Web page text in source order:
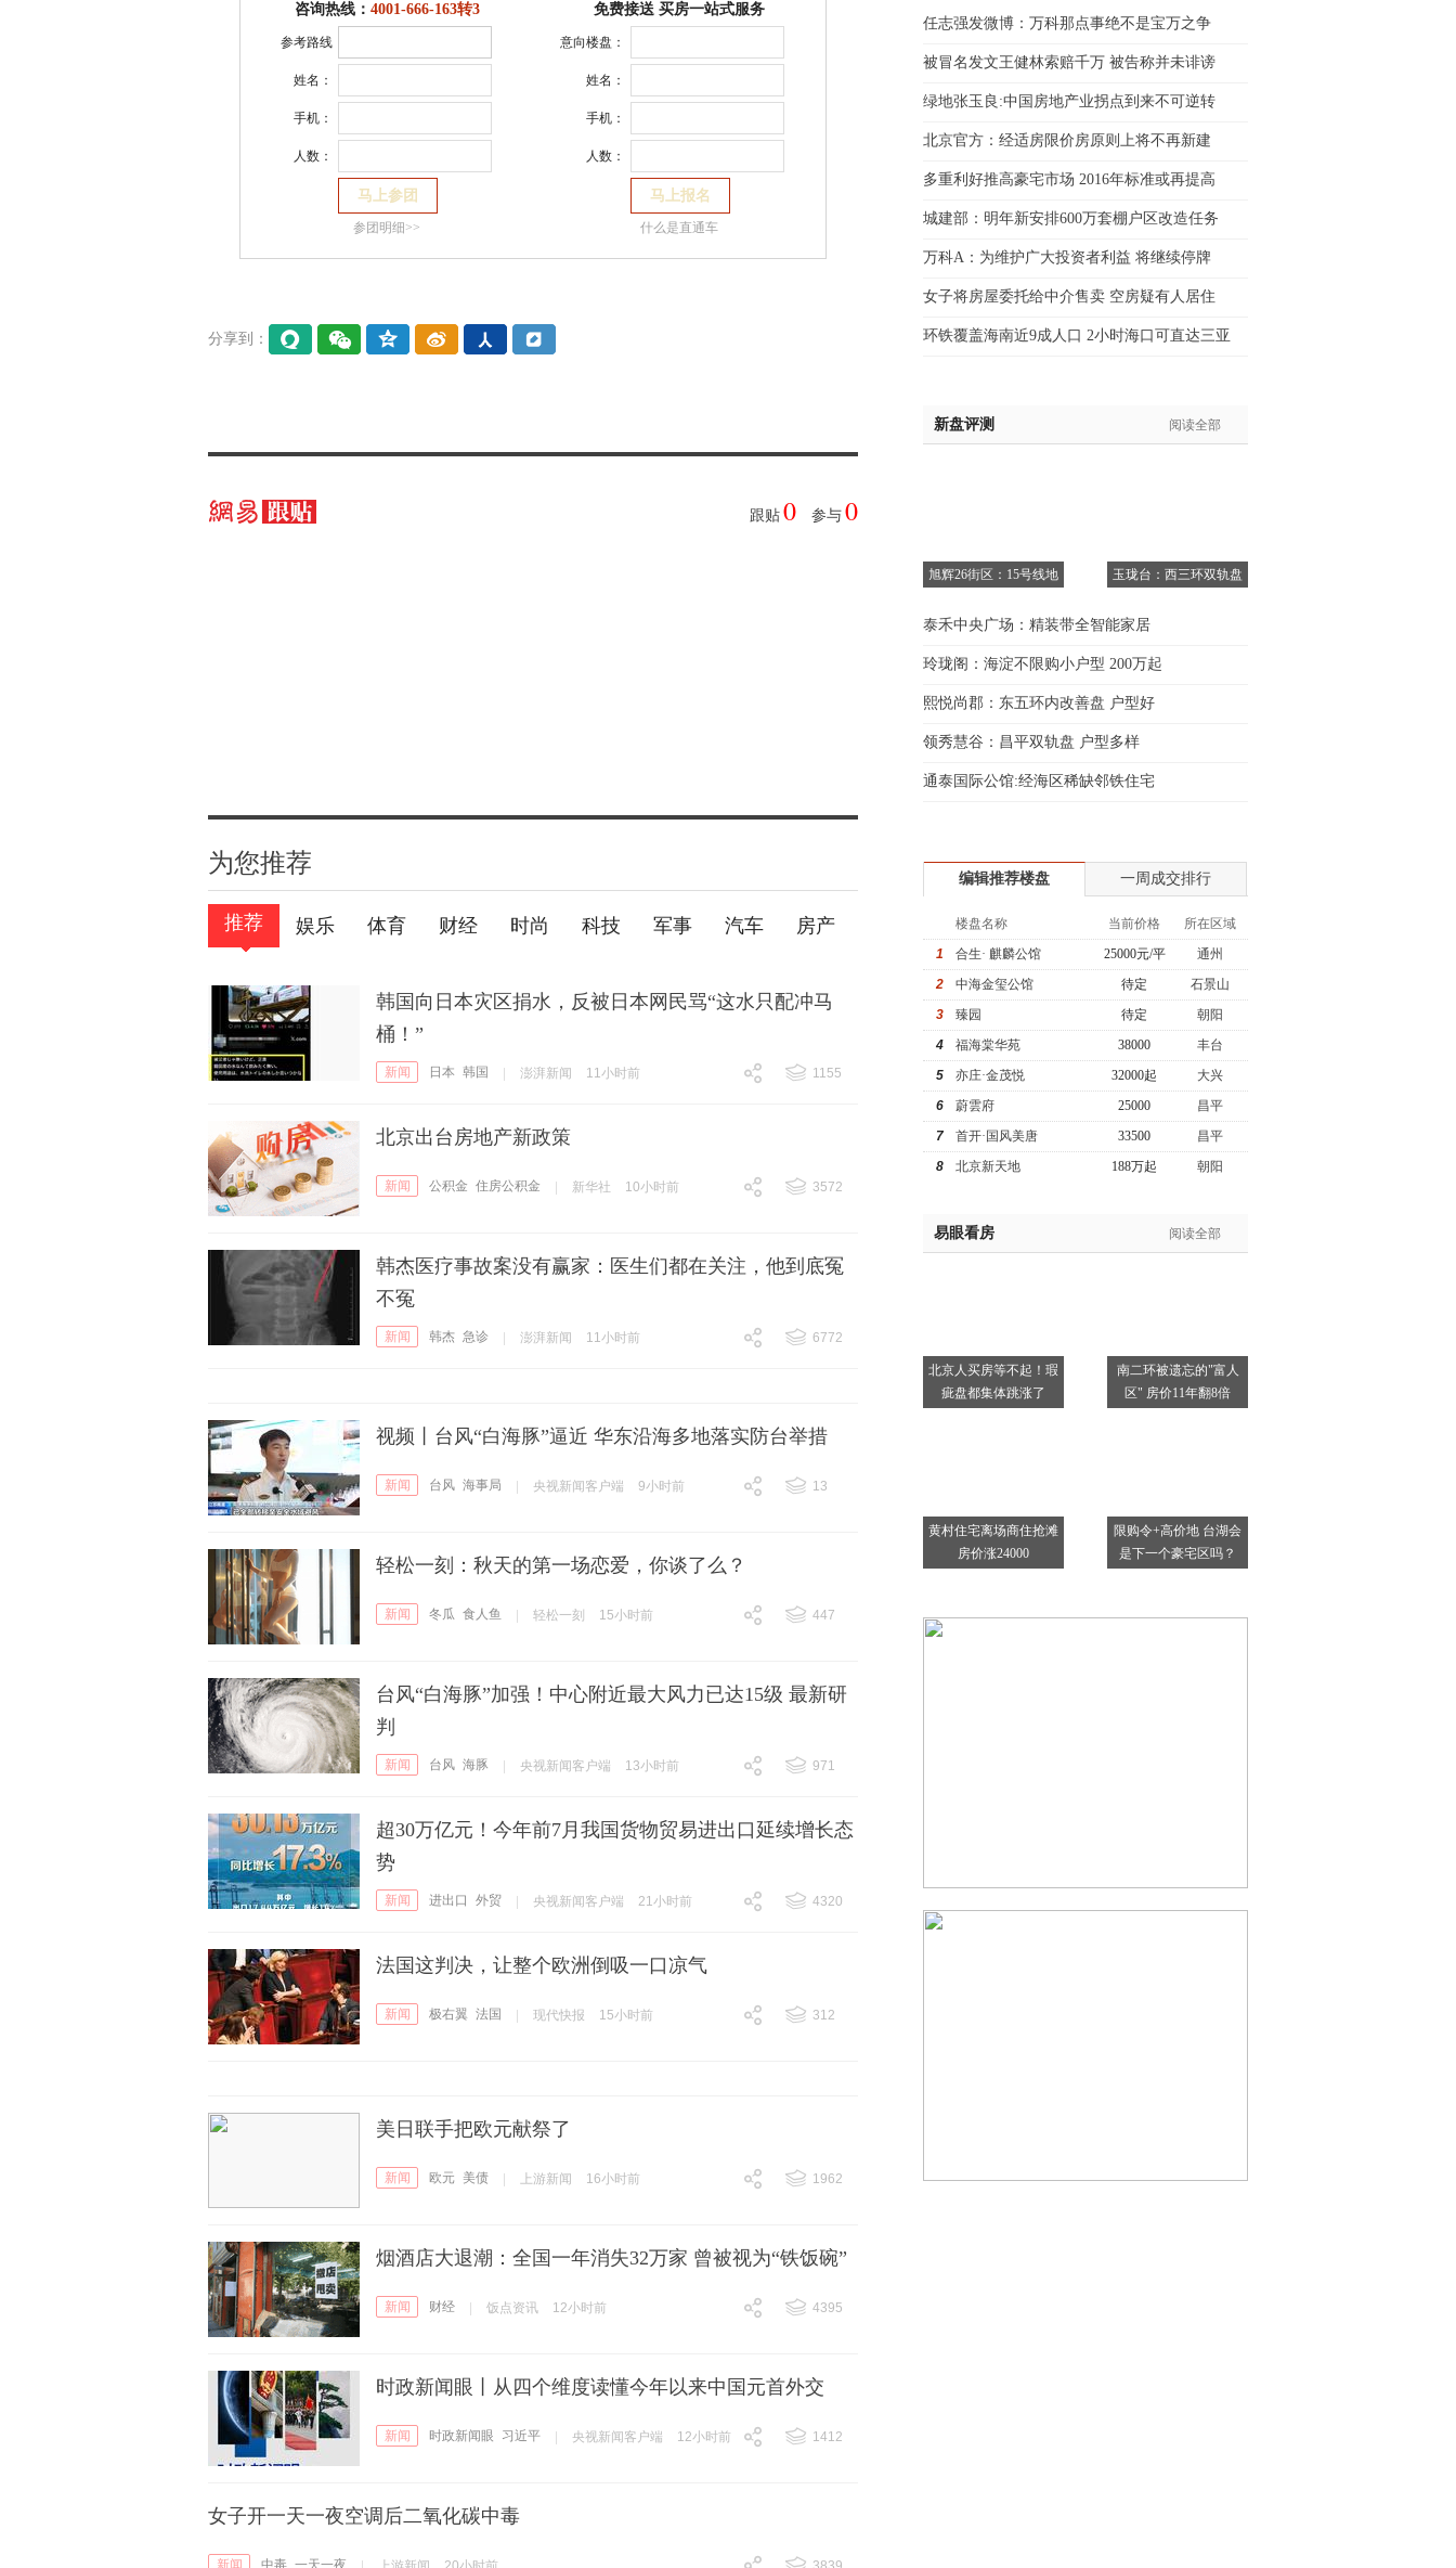
咨询热线： 4001-666-163转3
参考路线
姓名：
手机：
人数：
参团明细>>
免费接送 买房一站式服务
意向楼盘：
姓名：
手机：
人数：
什么是直通车
分享到：
跟贴 0 参与 0
为您推荐
推荐 娱乐 体育 财经 时尚 科技 军事 汽车 房产
韩国向日本灾区捐水，反被日本网民骂“这水只配冲马
桶！”
新闻 日本 韩国 澎湃新闻 11小时前
1155
北京出台房地产新政策
新闻 公积金 住房公积金 新华社 10小时前
3572
韩杰医疗事故案没有赢家：医生们都在关注，他到底冤
不冤
新闻 韩杰 急诊 澎湃新闻 11小时前
6772
视频丨台风“白海豚”逼近 华东沿海多地落实防台举措
新闻 台风 海事局 央视新闻客户端 9小时前
13
轻松一刻：秋天的第一场恋爱，你谈了么？
新闻 冬瓜 食人鱼 轻松一刻 15小时前
447
台风“白海豚”加强！中心附近最大风力已达15级 最新研
判
新闻 台风 海豚 央视新闻客户端 13小时前
971
超30万亿元！今年前7月我国货物贸易进出口延续增长态
势
新闻 进出口 外贸 央视新闻客户端 21小时前
4320
法国这判决，让整个欧洲倒吸一口凉气
新闻 极右翼 法国 现代快报 15小时前
312
美日联手把欧元献祭了
新闻 欧元 美债 上游新闻 16小时前
1962
烟酒店大退潮：全国一年消失32万家 曾被视为“铁饭碗”
新闻 财经 饭点资讯 12小时前
4395
时政新闻眼丨从四个维度读懂今年以来中国元首外交
新闻 时政新闻眼 习近平 央视新闻客户端 12小时前
1412
女子开一天一夜空调后二氧化碳中毒
新闻 中毒 一天一夜
郑先生:136****9618
谢女士:135****3735
吴先生:139****9780
韩女士:158****2390
魏女士:183****9105
赵先生:139****8548
姚先生:137****6367
黄先生:138****7263
任志强发微博：万科那点事绝不是宝万之争
被冒名发文王健林索赔千万 被告称并未诽谤
绿地张玉良:中国房地产业拐点到来不可逆转
北京官方：经适房限价房原则上将不再新建
多重利好推高豪宅市场 2016年标准或再提高
城建部：明年新安排600万套棚户区改造任务
万科A：为维护广大投资者利益 将继续停牌
女子将房屋委托给中介售卖 空房疑有人居住
环铁覆盖海南近9成人口 2小时海口可直达三亚
新盘评测 阅读全部
旭辉26街区：15号线地 玉珑台：西三环双轨盘
泰禾中央广场：精装带全智能家居
玲珑阁：海淀不限购小户型 200万起
熙悦尚郡：东五环内改善盘 户型好
领秀慧谷：昌平双轨盘 户型多样
通泰国际公馆:经海区稀缺邻铁住宅
编辑推荐楼盘 一周成交排行
楼盘名称 当前价格
所在区域
1
合生· 麒麟公馆 25000元/平
通州
2
中海金玺公馆 待定
石景山
3
臻园 待定
朝阳
4
福海棠华苑 38000
丰台
5
亦庄·金茂悦 32000起
大兴
6
蔚雲府 25000
昌平
7
首开·国风美唐 33500
昌平
8
北京新天地 188万起 朝阳
易眼看房 阅读全部
北京人买房等不起！瑕
疵盘都集体跳涨了
南二环被遗忘的"富人
区" 房价11年翻8倍
黄村住宅离场商住抢滩
房价涨24000
限购令+高价地 台湖会
是下一个豪宅区吗？